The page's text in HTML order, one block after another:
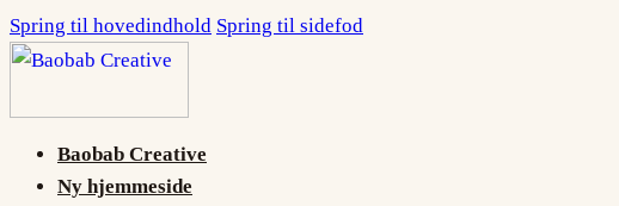
Spring til hovedindhold Spring til sidefod
Baobab Creative
Ny hjemmeside